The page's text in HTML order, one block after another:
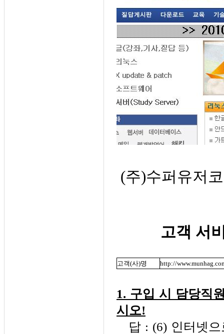
(주)수퍼유저
고객 서비
고객(사)명 http://
1. 구입 시 담당직
시오!
답 : (6) 인터넷으